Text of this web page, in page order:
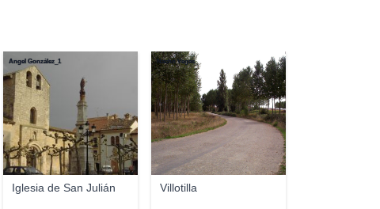
Iglesia de San Julián
Ángel González_1
Villotilla
Nacho Vegas